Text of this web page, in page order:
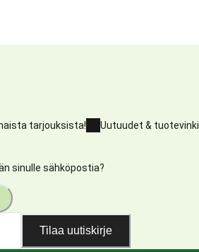
tarjouksista! Uutuudet &
sinulle sähköpostia?
Tilaa uutiskirje